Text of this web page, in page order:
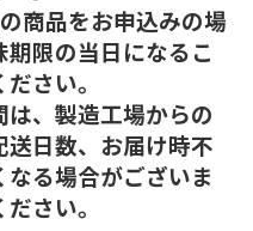
商品をお申込みの場
限の当日になるこ
さい。
、製造工場からの
日数、お届け時不
る場合がございま
さい。